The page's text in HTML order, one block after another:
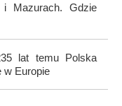
Mazurach. Gdzie
lat temu Polska
w Europie